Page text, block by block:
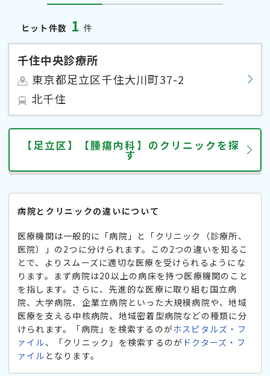
ヒット件数 1 件
千住中央診療所
東京都足立区千住大川町37-2
北千住
【足立区】【腫瘍内科】のクリニックを探
す
病院とクリニックの違いについて
医療機関は一般的に「病院」と「クリニック（診療所、
医院）」の2つに分けられます。この2つの違いを知るこ
とで、よりスムーズに適切な医療を受けられるようにな
ります。まず病院は20以上の病床を持つ医療機関のこと
を指します。さらに、先進的な医療に取り組む国立病
院、大学病院、企業立病院といった大規模病院や、地域
医療を支える中核病院、地域密着型病院などの種類に分
けられます。「病院」を検索するのがホスピタルズ・フ
ァイル、「クリニック」を検索するのが ドクターズ・フ
ァイル となります。